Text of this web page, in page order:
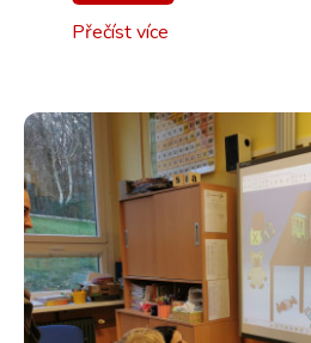
Přečíst více